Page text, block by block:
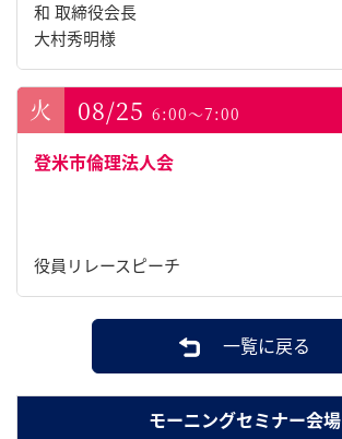
和 取締役会長
大村秀明様
08/25 6:00～7:00
登米市倫理法人会
役員リレースピーチ
一覧に戻る
モーニングセミナー会場